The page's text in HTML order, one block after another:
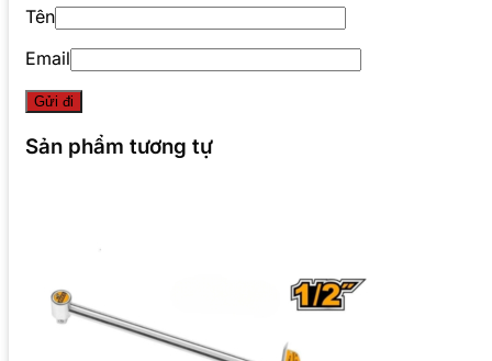
Tên
Email
Sản phẩm tương tự